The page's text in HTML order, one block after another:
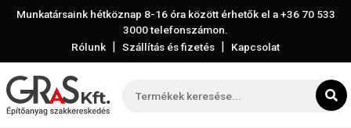
Munkatársaink hétköznap 8-16 óra között érhetők el a+36 70 533
3000telefonszámon.
Rólunk | Szállítás és fizetés | Kapcsolat